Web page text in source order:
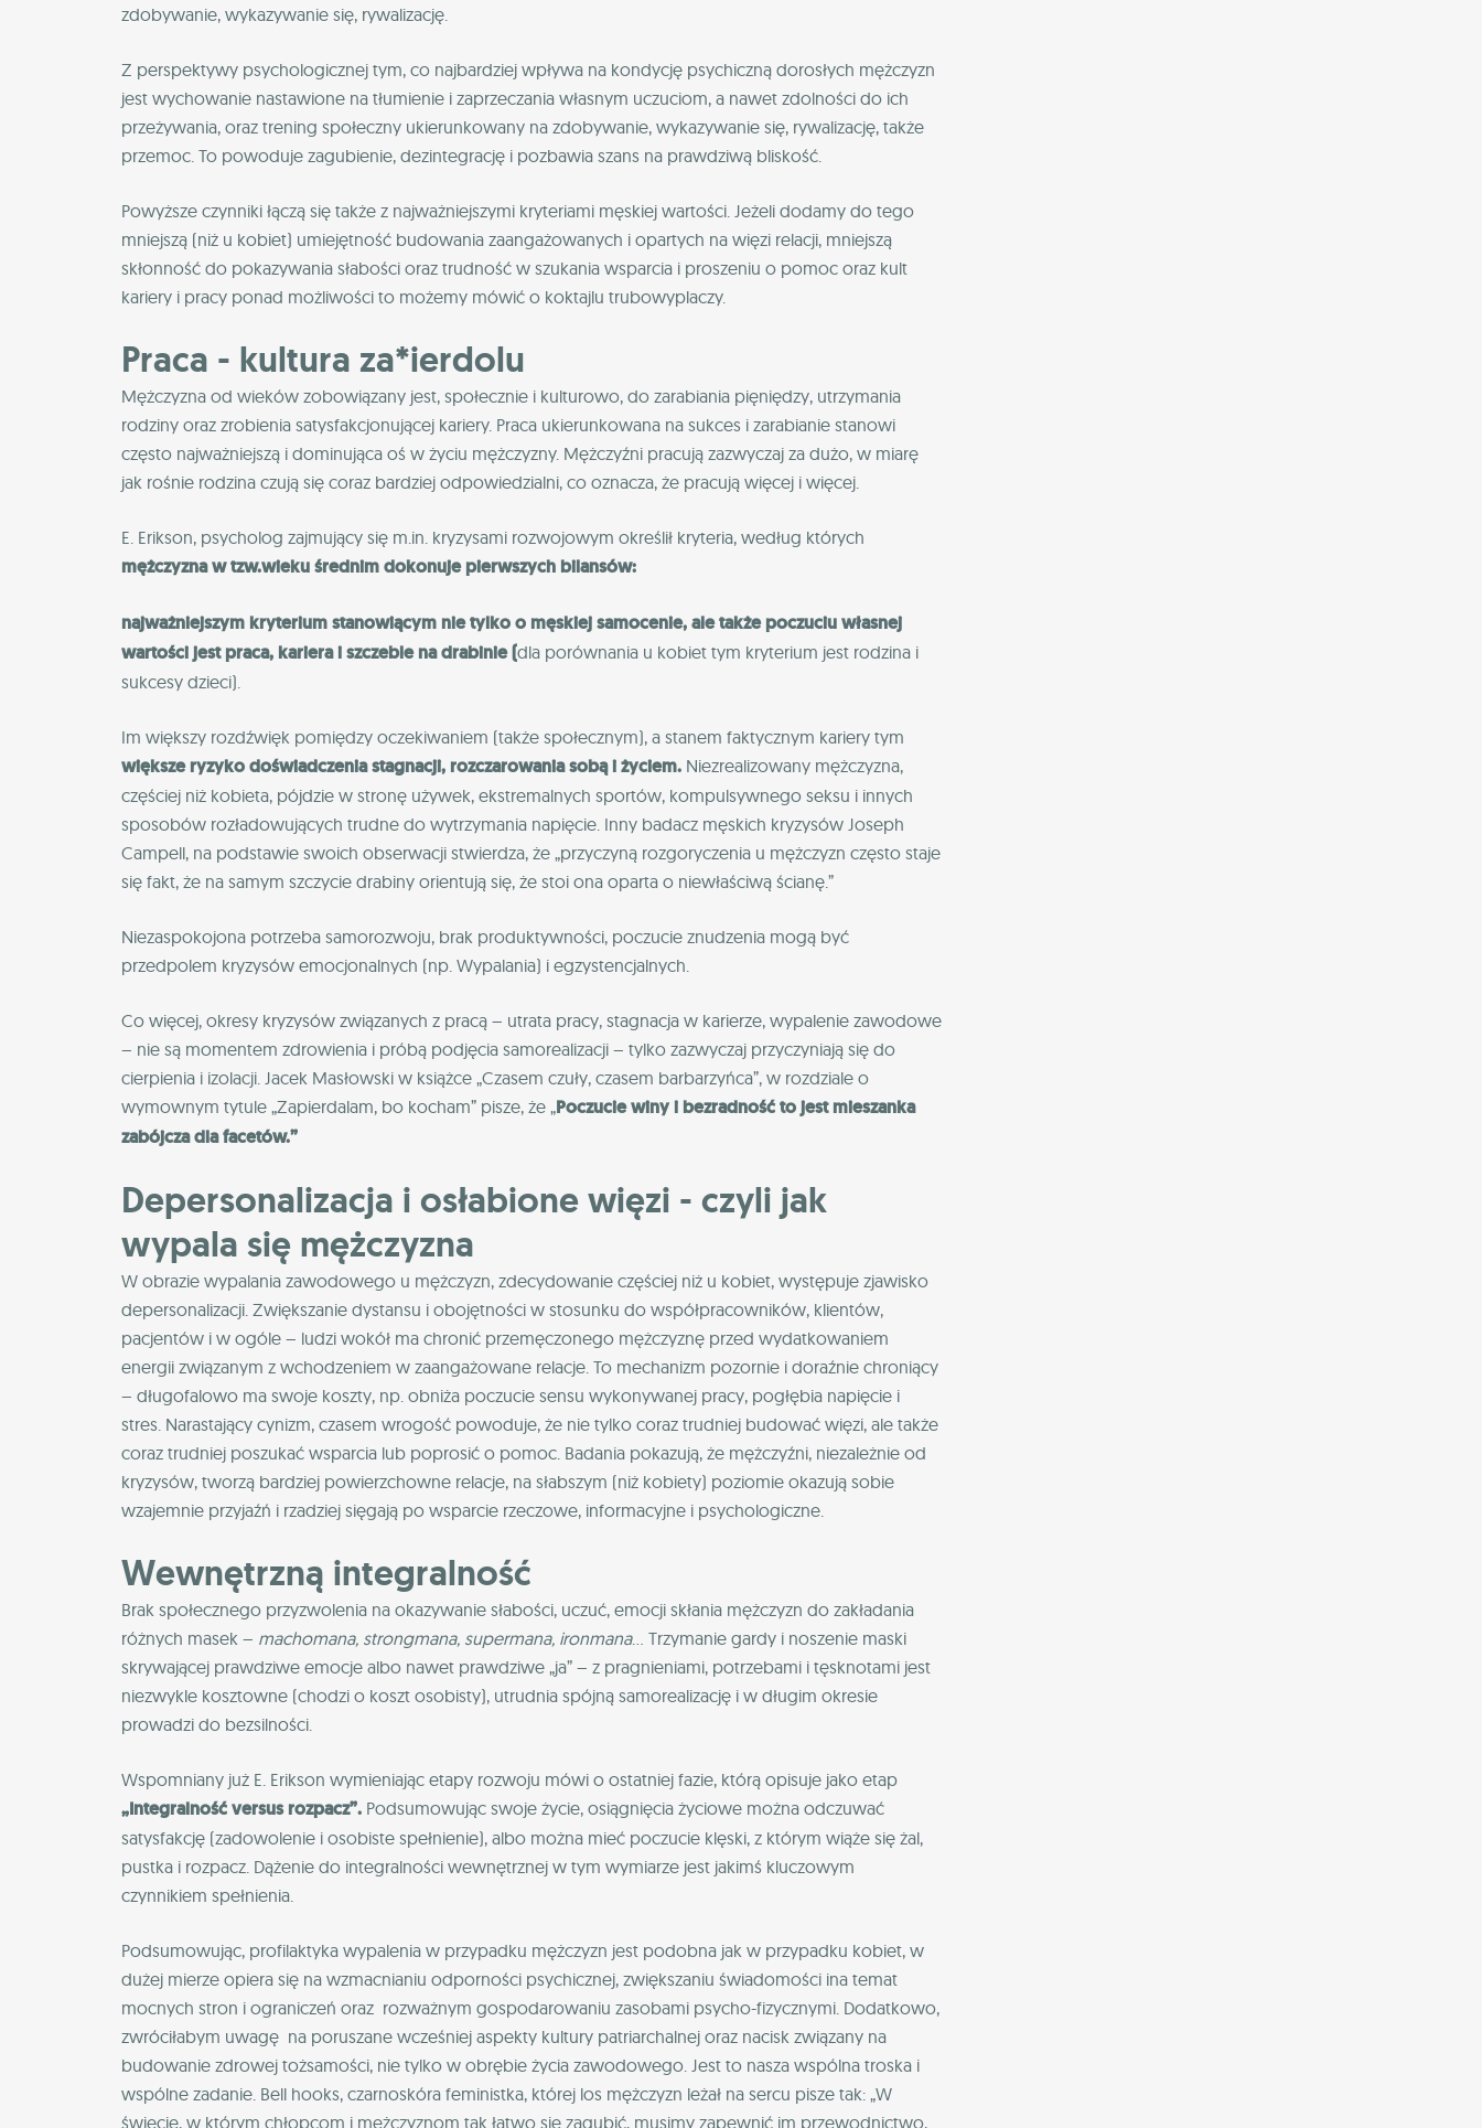
zdobywanie, wykazywanie się, rywalizację.
Z perspektywy psychologicznej tym, co najbardziej wpływa na kondycję psychiczną dorosłych mężczyzn
jest wychowanie nastawione na tłumienie i zaprzeczania własnym uczuciom, a nawet zdolności do ich
przeżywania, oraz trening społeczny ukierunkowany na zdobywanie, wykazywanie się, rywalizację, także
przemoc. To powoduje zagubienie, dezintegrację i pozbawia szans na prawdziwą bliskość.
Powyższe czynniki łączą się także z najważniejszymi kryteriami męskiej wartości. Jeżeli dodamy do tego
mniejszą (niż u kobiet) umiejętność budowania zaangażowanych i opartych na więzi relacji, mniejszą
skłonność do pokazywania słabości oraz trudność w szukania wsparcia i proszeniu o pomoc oraz kult
kariery i pracy ponad możliwości to możemy mówić o koktajlu trubowyplaczy.
Praca - kultura za*ierdolu
Mężczyzna od wieków zobowiązany jest, społecznie i kulturowo, do zarabiania pięniędzy, utrzymania
rodziny oraz zrobienia satysfakcjonującej kariery. Praca ukierunkowana na sukces i zarabianie stanowi
często najważniejszą i dominująca oś w życiu mężczyzny. Mężczyźni pracują zazwyczaj za dużo, w miarę
jak rośnie rodzina czują się coraz bardziej odpowiedzialni, co oznacza, że pracują więcej i więcej.
E. Erikson, psycholog zajmujący się m.in. kryzysami rozwojowym określił kryteria, według których
mężczyzna w tzw.wieku średnim dokonuje pierwszych bilansów:
najważniejszym kryterium stanowiącym nie tylko o męskiej samocenie, ale także poczuciu własnej
wartości jest praca, kariera i szczeble na drabinie (dla porównania u kobiet tym kryterium jest rodzina i
sukcesy dzieci).
Im większy rozdźwięk pomiędzy oczekiwaniem (także społecznym), a stanem faktycznym kariery tym
większe ryzyko doświadczenia stagnacji, rozczarowania sobą i życiem. Niezrealizowany mężczyzna,
częściej niż kobieta, pójdzie w stronę używek, ekstremalnych sportów, kompulsywnego seksu i innych
sposobów rozładowujących trudne do wytrzymania napięcie. Inny badacz męskich kryzysów Joseph
Campell, na podstawie swoich obserwacji stwierdza, że „przyczyną rozgoryczenia u mężczyzn często staje
się fakt, że na samym szczycie drabiny orientują się, że stoi ona oparta o niewłaściwą ścianę.”
Niezaspokojona potrzeba samorozwoju, brak produktywności, poczucie znudzenia mogą być
przedpolem kryzysów emocjonalnych (np. Wypalania) i egzystencjalnych.
Co więcej, okresy kryzysów związanych z pracą – utrata pracy, stagnacja w karierze, wypalenie zawodowe
– nie są momentem zdrowienia i próbą podjęcia samorealizacji – tylko zazwyczaj przyczyniają się do
cierpienia i izolacji. Jacek Masłowski w książce „Czasem czuły, czasem barbarzyńca”, w rozdziale o
wymownym tytule „Zapierdalam, bo kocham” pisze, że „Poczucie winy i bezradność to jest mieszanka
zabójcza dla facetów.”
Depersonalizacja i osłabione więzi - czyli jak
wypala się mężczyzna
W obrazie wypalania zawodowego u mężczyzn, zdecydowanie częściej niż u kobiet, występuje zjawisko
depersonalizacji. Zwiększanie dystansu i obojętności w stosunku do współpracowników, klientów,
pacjentów i w ogóle – ludzi wokół ma chronić przemęczonego mężczyznę przed wydatkowaniem
energii związanym z wchodzeniem w zaangażowane relacje. To mechanizm pozornie i doraźnie chroniący
– długofalowo ma swoje koszty, np. obniża poczucie sensu wykonywanej pracy, pogłębia napięcie i
stres. Narastający cynizm, czasem wrogość powoduje, że nie tylko coraz trudniej budować więzi, ale także
coraz trudniej poszukać wsparcia lub poprosić o pomoc. Badania pokazują, że mężczyźni, niezależnie od
kryzysów, tworzą bardziej powierzchowne relacje, na słabszym (niż kobiety) poziomie okazują sobie
wzajemnie przyjaźń i rzadziej sięgają po wsparcie rzeczowe, informacyjne i psychologiczne.
Wewnętrzną integralność
Brak społecznego przyzwolenia na okazywanie słabości, uczuć, emocji skłania mężczyzn do zakładania
różnych masek – machomana, strongmana, supermana, ironmana… Trzymanie gardy i noszenie maski
skrywającej prawdziwe emocje albo nawet prawdziwe „ja” – z pragnieniami, potrzebami i tęsknotami jest
niezwykle kosztowne (chodzi o koszt osobisty), utrudnia spójną samorealizację i w długim okresie
prowadzi do bezsilności.
Wspomniany już E. Erikson wymieniając etapy rozwoju mówi o ostatniej fazie, którą opisuje jako etap
„Integralność versus rozpacz”. Podsumowując swoje życie, osiągnięcia życiowe można odczuwać
satysfakcję (zadowolenie i osobiste spełnienie), albo można mieć poczucie klęski, z którym wiąże się żal,
pustka i rozpacz. Dążenie do integralności wewnętrznej w tym wymiarze jest jakimś kluczowym
czynnikiem spełnienia.
Podsumowując, profilaktyka wypalenia w przypadku mężczyzn jest podobna jak w przypadku kobiet, w
dużej mierze opiera się na wzmacnianiu odporności psychicznej, zwiększaniu świadomości ina temat
mocnych stron i ograniczeń oraz rozważnym gospodarowaniu zasobami psycho-fizycznymi. Dodatkowo,
zwróciłabym uwagę na poruszane wcześniej aspekty kultury patriarchalnej oraz nacisk związany na
budowanie zdrowej tożsamości, nie tylko w obrębie życia zawodowego. Jest to nasza wspólna troska i
wspólne zadanie. Bell hooks, czarnoskóra feministka, której los mężczyzn leżał na sercu pisze tak: „W
świecie, w którym chłopcom i mężczyznom tak łatwo się zagubić, musimy zapewnić im przewodnictwo,